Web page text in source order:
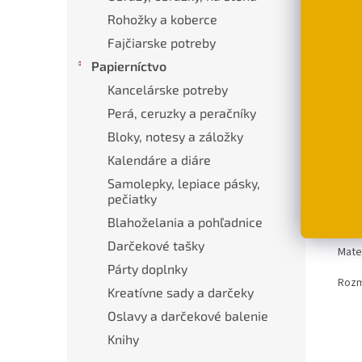
Rohožky a koberce
Fajčiarske potreby
Papierníctvo
Kancelárske potreby
Perá, ceruzky a peračníky
Bloky, notesy a záložky
Kalendáre a diáre
Samolepky, lepiace pásky,
pečiatky
Blahoželania a pohľadnice
Darčekové tašky
Párty doplnky
Kreatívne sady a darčeky
Oslavy a darčekové balenie
Knihy
na